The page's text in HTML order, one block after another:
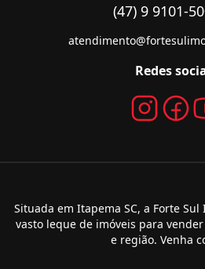
(47) 9 9101-
Redes
Situada em Itapema SC, a Forte
vasto leque de imóveis para
e região. Venha